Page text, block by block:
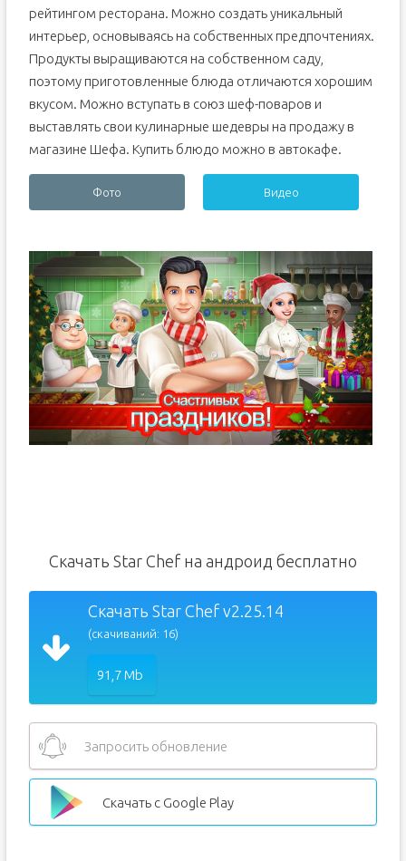
рейтингом ресторана. Можно создать уникальный
интерьер, основываясь на собственных предпочтениях.
Продукты выращиваются на собственном саду,
поэтому приготовленные блюда отличаются хорошим
вкусом. Можно вступать в союз шеф-поваров и
выставлять свои кулинарные шедевры на продажу в
магазине Шефа. Купить блюдо можно в автокафе.
Фото Видео
Скачать Star Chef на андроид бесплатно
Скачать Star Chef v2.25.14
(скачиваний: 16)
91,7 Mb
Запросить обновление
Скачать с Google Play